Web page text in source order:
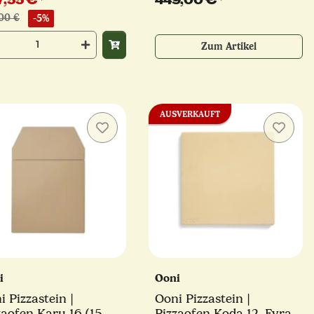
€ -5%
Zum Artikel
Pizzastein |
AUSVERKAUFT
Ooni
Ooni Pizzastein |